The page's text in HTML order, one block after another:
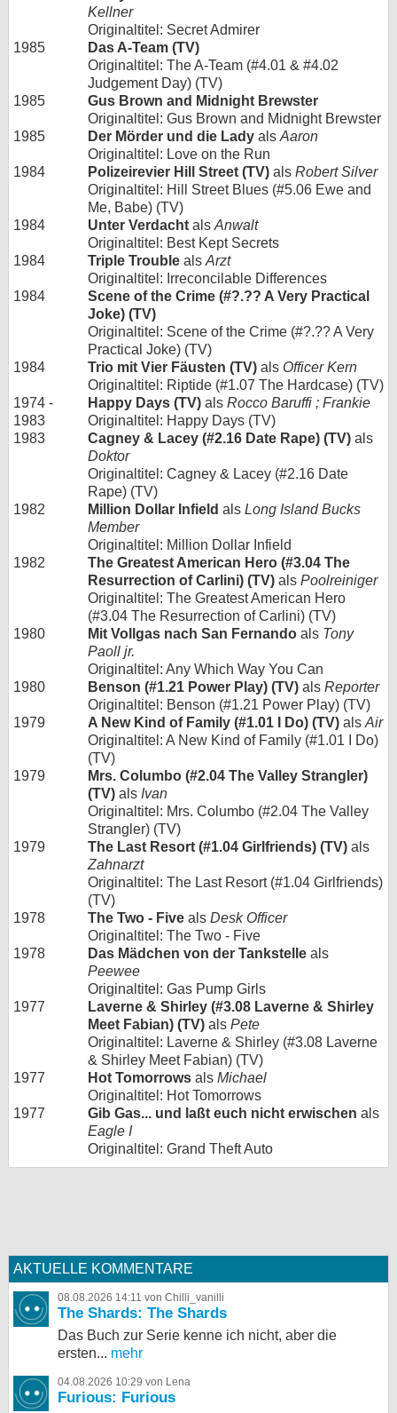
Kellner
Originaltitel: Secret Admirer
1985
Das A-Team (TV)
Originaltitel: The A-Team (#4.01 & #4.02
Judgement Day) (TV)
1985
Gus Brown and Midnight Brewster
Originaltitel: Gus Brown and Midnight Brewster
1985
Der Mörder und die Lady als Aaron
Originaltitel: Love on the Run
1984
Polizeirevier Hill Street (TV) als Robert Silver
Originaltitel: Hill Street Blues (#5.06 Ewe and
Me, Babe) (TV)
1984
Unter Verdacht als Anwalt
Originaltitel: Best Kept Secrets
1984
Triple Trouble als Arzt
Originaltitel: Irreconcilable Differences
1984
Scene of the Crime (#?.?? A Very Practical
Joke) (TV)
Originaltitel: Scene of the Crime (#?.?? A Very
Practical Joke) (TV)
1984
Trio mit Vier Fäusten (TV) als Officer Kern
Originaltitel: Riptide (#1.07 The Hardcase) (TV)
1974 -
1983
Happy Days (TV) als Rocco Baruffi ; Frankie
Originaltitel: Happy Days (TV)
1983
Cagney & Lacey (#2.16 Date Rape) (TV) als
Doktor
Originaltitel: Cagney & Lacey (#2.16 Date
Rape) (TV)
1982
Million Dollar Infield als Long Island Bucks
Member
Originaltitel: Million Dollar Infield
1982
The Greatest American Hero (#3.04 The
Resurrection of Carlini) (TV) als Poolreiniger
Originaltitel: The Greatest American Hero
(#3.04 The Resurrection of Carlini) (TV)
1980
Mit Vollgas nach San Fernando als Tony
Paoll jr.
Originaltitel: Any Which Way You Can
1980
Benson (#1.21 Power Play) (TV) als Reporter
Originaltitel: Benson (#1.21 Power Play) (TV)
1979
A New Kind of Family (#1.01 I Do) (TV) als Air
Originaltitel: A New Kind of Family (#1.01 I Do)
(TV)
1979
Mrs. Columbo (#2.04 The Valley Strangler)
(TV) als Ivan
Originaltitel: Mrs. Columbo (#2.04 The Valley
Strangler) (TV)
1979
The Last Resort (#1.04 Girlfriends) (TV) als
Zahnarzt
Originaltitel: The Last Resort (#1.04 Girlfriends)
(TV)
1978
The Two - Five als Desk Officer
Originaltitel: The Two - Five
1978
Das Mädchen von der Tankstelle als
Peewee
Originaltitel: Gas Pump Girls
1977
Laverne & Shirley (#3.08 Laverne & Shirley
Meet Fabian) (TV) als Pete
Originaltitel: Laverne & Shirley (#3.08 Laverne
& Shirley Meet Fabian) (TV)
1977
Hot Tomorrows als Michael
Originaltitel: Hot Tomorrows
1977
Gib Gas... und laßt euch nicht erwischen als
Eagle I
Originaltitel: Grand Theft Auto
AKTUELLE KOMMENTARE
08.08.2026 14:11 von Chilli_vanilli
The Shards: The Shards
Das Buch zur Serie kenne ich nicht, aber die
ersten... mehr
04.08.2026 10:29 von Lena
Furious: Furious